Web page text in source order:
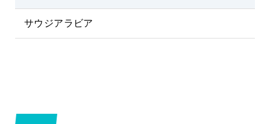
サウジアラビア